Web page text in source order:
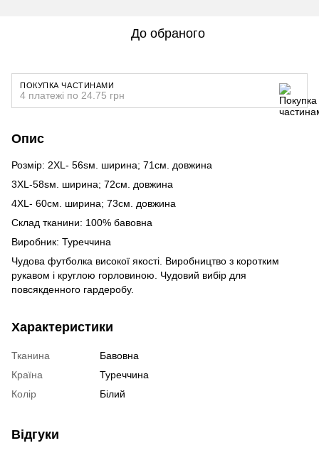
До обраного
ПОКУПКА ЧАСТИНАМИ
4 платежі по 24.75 грн
Опис
Розмір: 2XL- 56sм. ширина; 71см. довжина
3XL-58sм. ширина; 72см. довжина
4XL- 60см. ширина; 73см. довжина
Склад тканини: 100% бавовна
Виробник: Туреччина
Чудова футболка високої якості. Виробництво з коротким
рукавом і круглою горловиною. Чудовий вибір для
повсякденного гардеробу.
Характеристики
Тканина
Бавовна
Країна
Туреччина
Колір
Білий
Відгуки